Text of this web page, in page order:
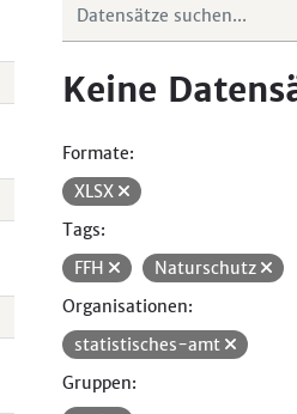
Keine
Formate:
XLSX
Tags:
FFH
Naturschutz
Organisationen:
statistisches-amt
Gruppen: